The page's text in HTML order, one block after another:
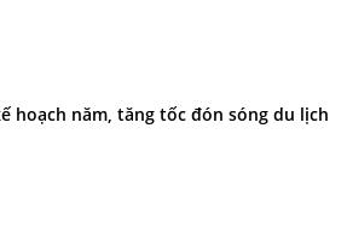
hoạch năm, tăng tốc đón sóng du lịch